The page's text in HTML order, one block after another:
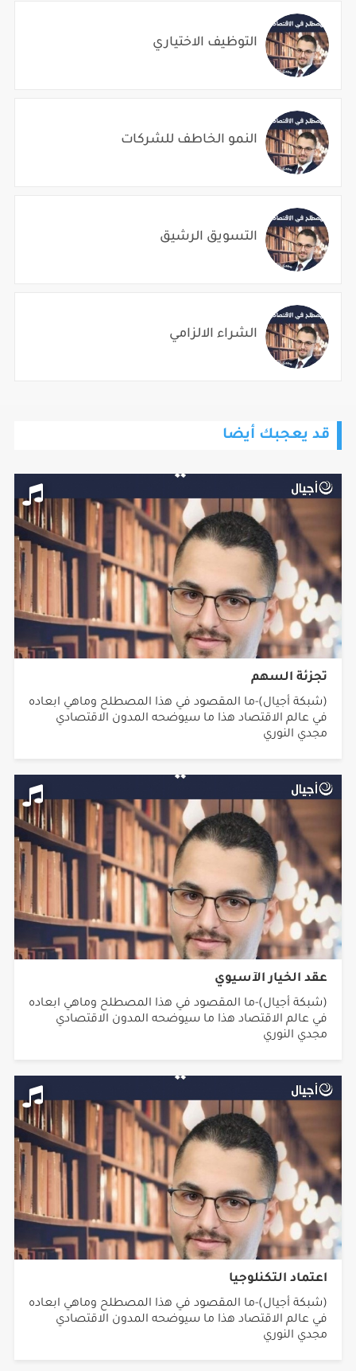
التوظيف الاختياري
النمو الخاطف للشركات
التسويق الرشيق
الشراء الالزامي
قد يعجبك أيضا
تجزئة السهم
(شبكة أجيال)-ما المقصود في هذا المصطلح وماهي ابعاده
في عالم الاقتصاد هذا ما سيوضحه المدون الاقتصادي
مجدي النوري
عقد الخيار الآسيوي
(شبكة أجيال)-ما المقصود في هذا المصطلح وماهي ابعاده
في عالم الاقتصاد هذا ما سيوضحه المدون الاقتصادي
مجدي النوري
اعتماد التكنلوجيا
(شبكة أجيال)-ما المقصود في هذا المصطلح وماهي ابعاده
في عالم الاقتصاد هذا ما سيوضحه المدون الاقتصادي
مجدي النوري